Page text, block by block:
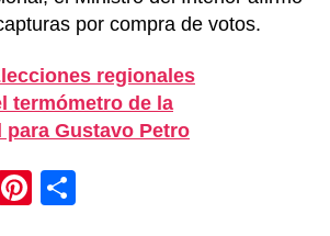
por compra de votos.
regionales
termómetro de la
Gustavo Petro
E
Pi